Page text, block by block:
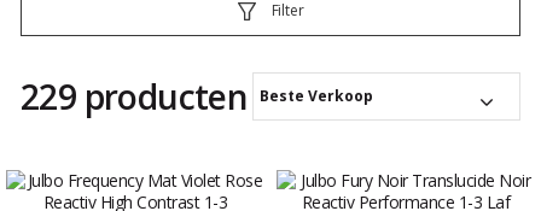
Filter
229 producten Beste Verkoop